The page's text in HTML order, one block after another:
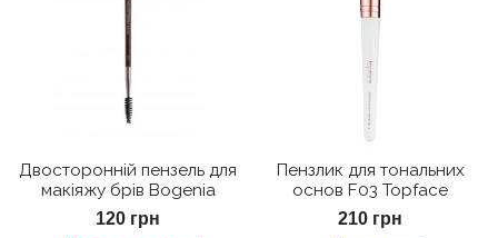
Двосторонній пензель для
макіяжу брів Bogenia
120 грн
Пензлик для тональних
основ F03 Topface
210 грн